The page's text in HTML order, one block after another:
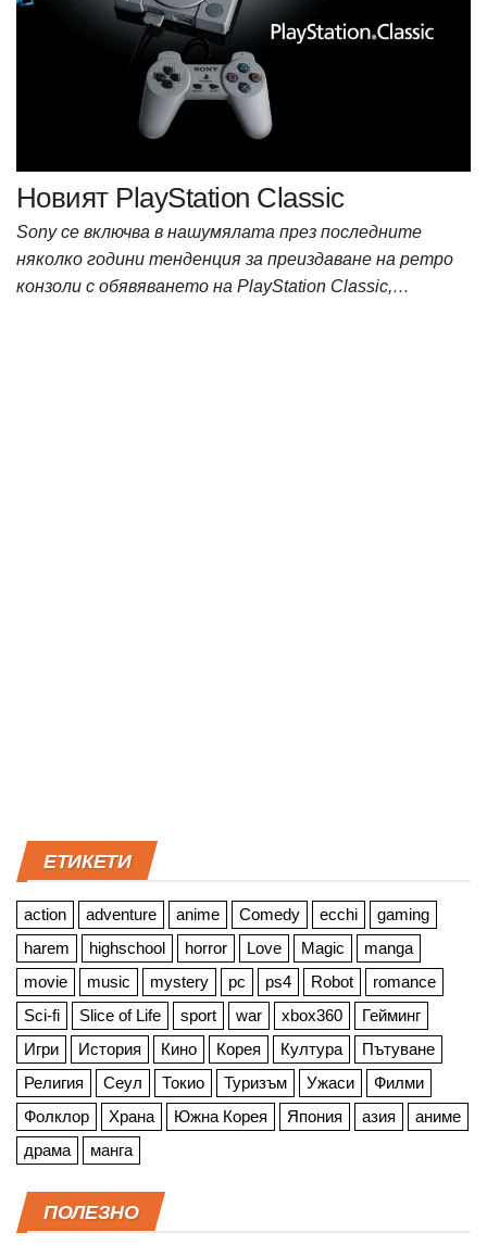
Новият PlayStation Classic
Sony се включва в нашумялата през последните
няколко години тенденция за преиздаване на ретро
конзоли с обявяването на PlayStation Classic,…
ЕТИКЕТИ
action adventure anime Comedy ecchi
gaming
harem
highschool horror Love Magic
manga
movie
music mystery pc ps4 Robot
romance
Sci-fi
Slice of Life sport war xbox360
Гейминг
Игри
История Кино Корея Култура
Пътуване
Религия
Сеул Токио Туризъм Ужаси
Филми
Фолклор
Храна Южна Корея Япония азия
аниме
драма
манга
ПОЛЕЗНО